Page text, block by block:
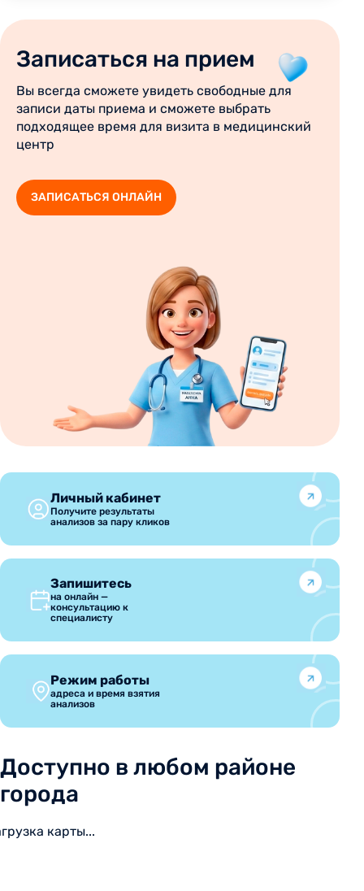
Записаться на прием
Вы всегда сможете увидеть свободные для
записи даты приема и сможете выбрать
подходящее время для визита в медицинский
центр
ЗАПИСАТЬСЯ ОНЛАЙН
Личный кабинет
Получите результаты
анализов за пару кликов
Запишитесь
на онлайн —
консультацию к
специалисту
Режим работы
адреса и время взятия
анализов
Доступно в любом районе
города
карты...